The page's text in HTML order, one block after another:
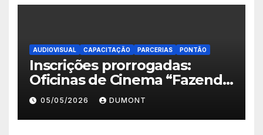
AUDIOVISUAL CAPACITAÇÃO PARCERIAS PONTÃO
Inscrições prorrogadas:
Oficinas de Cinema “Fazendo
Meu Primeiro Filme” em
Nova Iguaçu seguem abertas
até 11 de maio
05/05/2026 DUMONT